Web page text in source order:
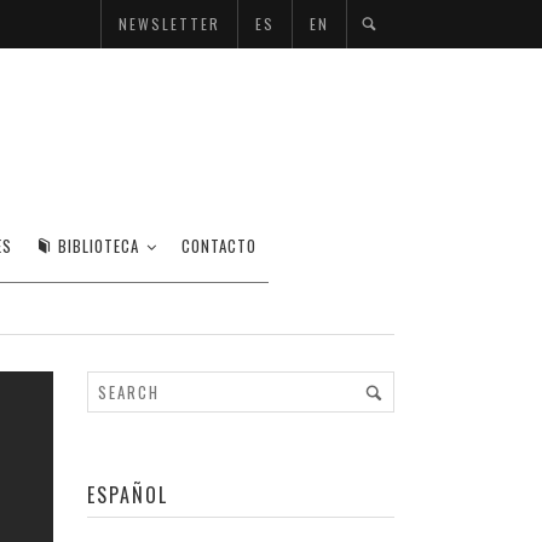
NEWSLETTER ES EN
BIBLIOTECA CONTACTO
ESPAÑOL